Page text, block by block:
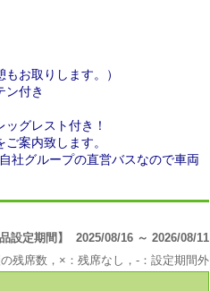
お取りします。）
ン付き
グレスト付き！
案内致します。
社グループの直営バスなので車両
品設定期間】 2025/08/16 ～ 2026/08/11
残席数，×：残席なし，-：設定期間外